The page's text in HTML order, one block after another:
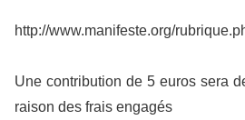
http://www.manifeste.org/
Une contribution de 5 euros sera
raison des frais engagés